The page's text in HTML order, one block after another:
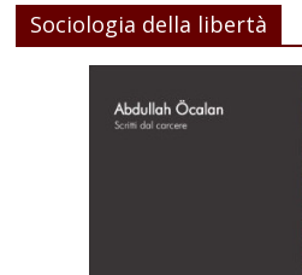
Sociologia della libertà